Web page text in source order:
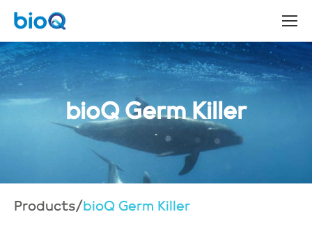
bioQ Germ Killer
Products/ bioQ Germ Killer